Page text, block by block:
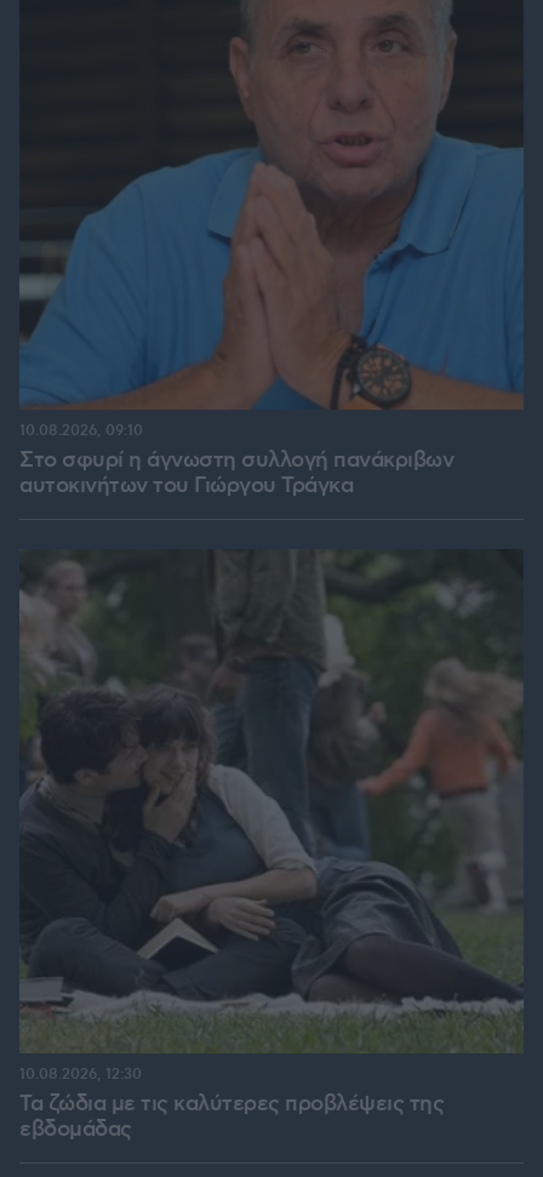
Στο σφυρί η άγνωστη συλλογή πανάκριβων
αυτοκινήτων του Γιώργου Τράγκα
10.08.2026, 09:10
Τα ζώδια με τις καλύτερες προβλέψεις της
εβδομάδας
10.08.2026, 12:30